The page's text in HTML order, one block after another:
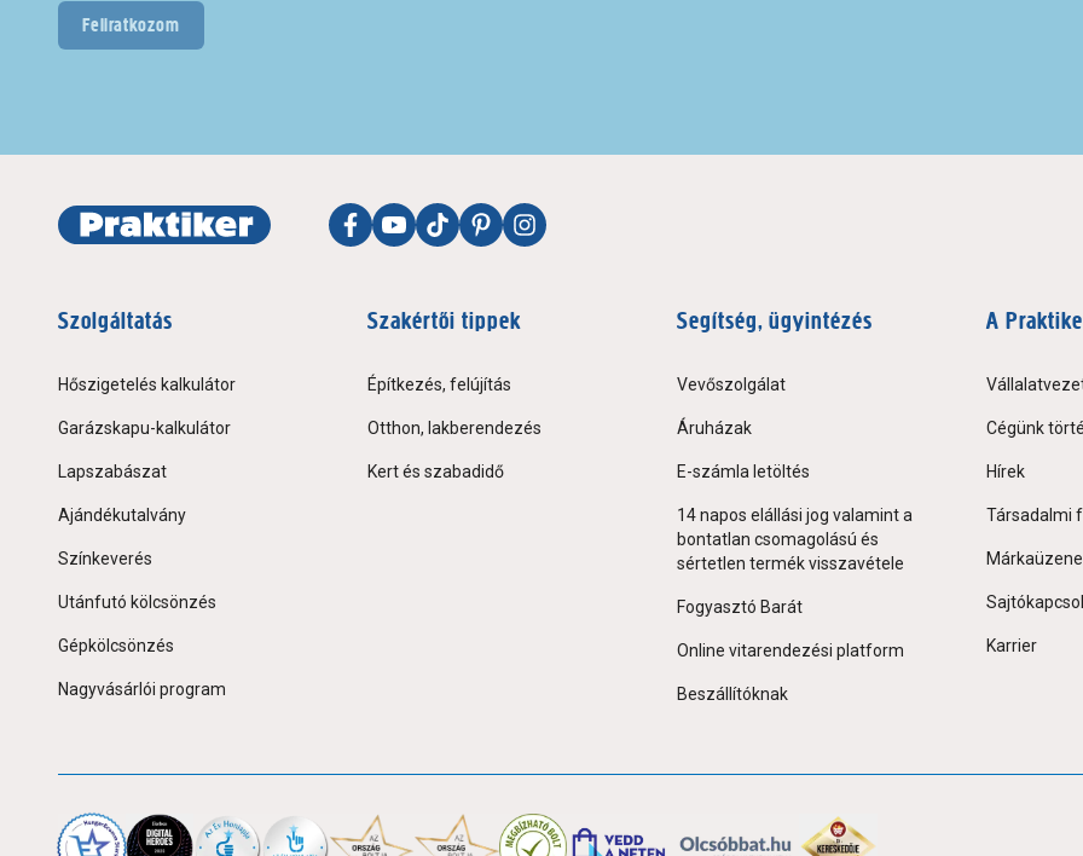
Feliratkozom
Szolgáltatás
Hőszigetelés kalkulátor
Garázskapu-kalkulátor
Lapszabászat
Ajándékutalvány
Színkeverés
Utánfutó kölcsönzés
Gépkölcsönzés
Nagyvásárlói program
Szakértői tippek
Építkezés, felújítás
Otthon, lakberendezés
Kert és szabadidő
Segítség, ügyintézés
Vevőszolgálat
Áruházak
E-számla letöltés
14 napos elállási jog valamint a
bontatlan csomagolású és
sértetlen termék visszavétele
Fogyasztó Barát
Online vitarendezési platform
Beszállítóknak
A
Cégünk
Hírek
Társadalmi
Karrier